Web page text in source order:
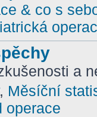
& co s
a
, Měsíční
operace